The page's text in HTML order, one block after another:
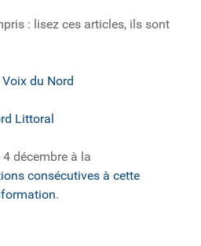
: lisez ces articles, ils sont
du Nord
Littoral
décembre à la
consécutives à cette
.